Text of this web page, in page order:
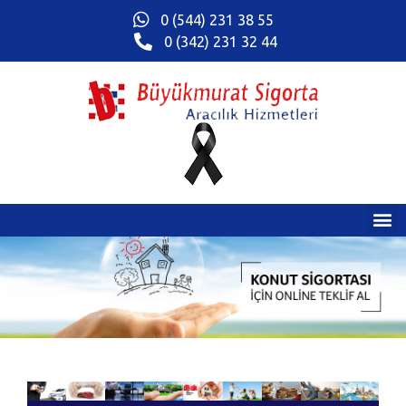
0 (544) 231 38 55
0 (342) 231 32 44